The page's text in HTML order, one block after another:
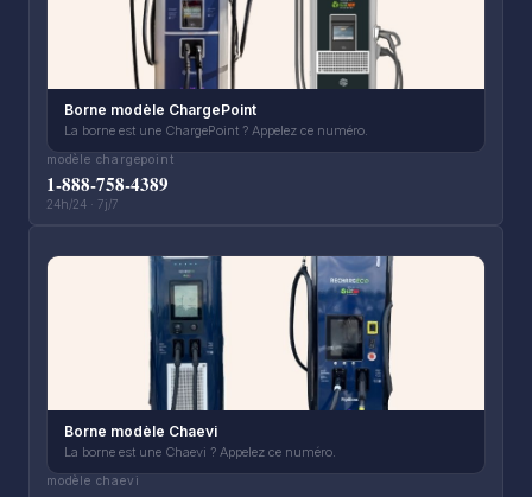
Borne modèle ChargePoint
La borne est une ChargePoint ? Appelez ce numéro.
modèle chargepoint
1-888-758-4389
24h/24 · 7j/7
Borne modèle Chaevi
La borne est une Chaevi ? Appelez ce numéro.
modèle chaevi